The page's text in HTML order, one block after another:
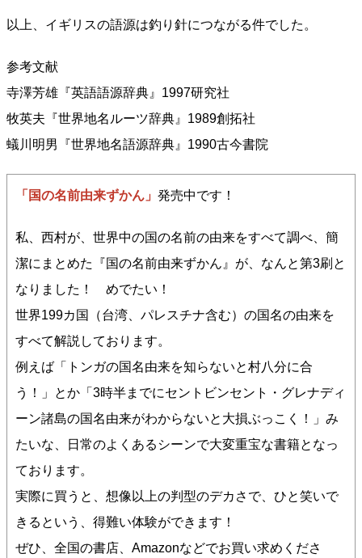
以上、イギリスの語源は釣り針につながる件でした。
参考文献
寺澤芳雄『英語語源辞典』1997研究社
牧英夫『世界地名ルーツ辞典』1989創拓社
蟻川明男『世界地名語源辞典』1990古今書院
「国の名前由来ずかん」 発売中です！
私、西村が、世界中の国の名前の由来をすべて調べ、簡
潔にまとめた『国の名前由来ずかん』が、なんと第3刷と
なりました！ めでたい！
世界199カ国（台湾、パレスチナ含む）の国名の由来を
すべて解説しております。
例えば「トンガの国名由来を知らないと村八分に合
う！」とか「3時半までにセントビンセント・グレナディ
ーン諸島の国名由来がわからないと大損ぶっこく！」み
たいな、日常のよくあるシーンで大変重宝な書籍となっ
ております。
実際に買うと、想像以上の判型のデカさで、ひと笑いで
きるという、得難い体験ができます！
ぜひ、全国の書店、Amazonなどでお買い求めくださ